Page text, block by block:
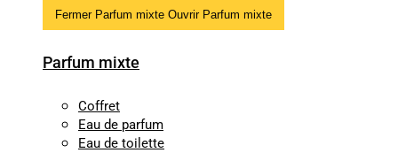
Fermer Parfum mixte Ouvrir Parfum mixte
Parfum mixte
Coffret
Eau de parfum
Eau de toilette